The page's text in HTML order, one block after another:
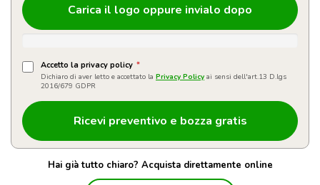
Carica il logo oppure invialo dopo
Accetto la privacy policy *
Dichiaro di aver letto e accettato la Privacy Policy ai sensi dell'art.13 D.lgs
2016/679 GDPR
Hai già tutto chiaro? Acquista direttamente online